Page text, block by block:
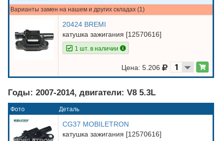
Варианты замен на нашем и других складах (1)
20424 BREMI
катушка зажигания [12570616]
1 шт. в наличии
Цена: 5.206
Годы: 2007-2014, двигатели: V8 5.3L
Фото Деталь
CG37 MOBILETRON
катушка зажигания [12570616]